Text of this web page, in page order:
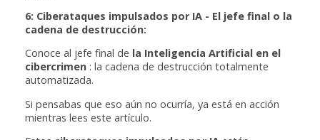
6: Ciberataques impulsados por IA - El jefe final o la
cadena de destrucción:
Conoce al jefe final de la Inteligencia Artificial en el
cibercrimen : la cadena de destrucción totalmente
automatizada.
Si pensabas que eso aún no ocurría, ya está en acción
mientras lees este artículo.